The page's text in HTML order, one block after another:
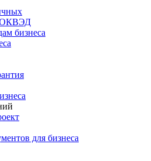
ОКВЭД
бизнеса
для бизнеса